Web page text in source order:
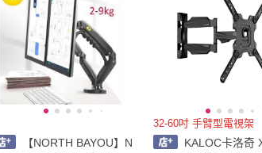
【NORTH BAYOU】N
32-60吋 手臂型電視架
KALOC卡洛奇